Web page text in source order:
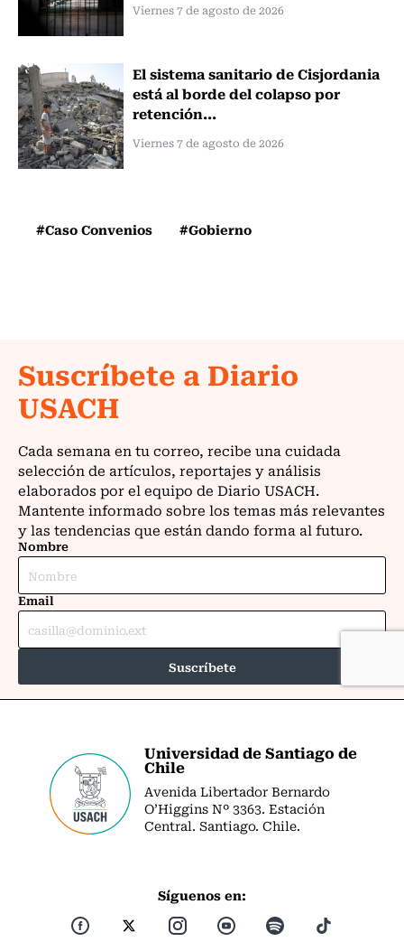
Viernes 7 de agosto de 2026
El sistema sanitario de Cisjordania
está al borde del colapso por
retención...
Viernes 7 de agosto de 2026
#Caso Convenios #Gobierno
Universidad de Santiago de
Chile
Avenida Libertador Bernardo
O’Higgins Nº 3363. Estación
Central. Santiago. Chile.
Síguenos en: